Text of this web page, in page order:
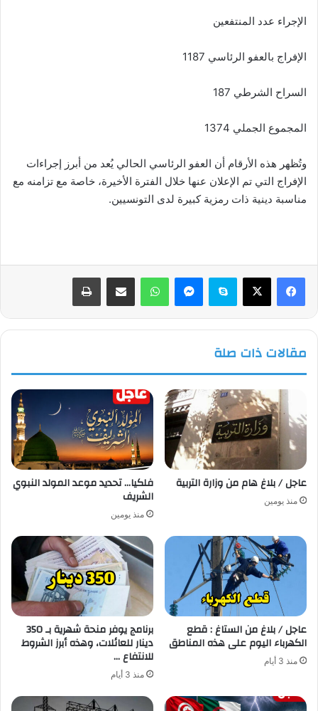
الإجراء عدد المنتفعين
الإفراج بالعفو الرئاسي 1187
السراح الشرطي 187
المجموع الجملي 1374
وتُظهر هذه الأرقام أن العفو الرئاسي الحالي يُعد من أبرز إجراءات
الإفراج التي تم الإعلان عنها خلال الفترة الأخيرة، خاصة مع تزامنه مع
مناسبة دينية ذات رمزية كبيرة لدى التونسيين.
فيسبوك سكايب واتساب
مقالات ذات صلة
عاجل / بلاغ هام من وزارة التربية
منذ يومين
فلكيا… تحديد موعد المولد النبوي
الشريف
منذ يومين
عاجل / بلاغ من الستاغ : قطع
الكهرباء اليوم على هذه المناطق
منذ 3 أيام
برنامج يوفر منحة شهرية بـ 350
دينار للعائلات، وهذه أبرز الشروط
للانتفاع …
منذ 3 أيام